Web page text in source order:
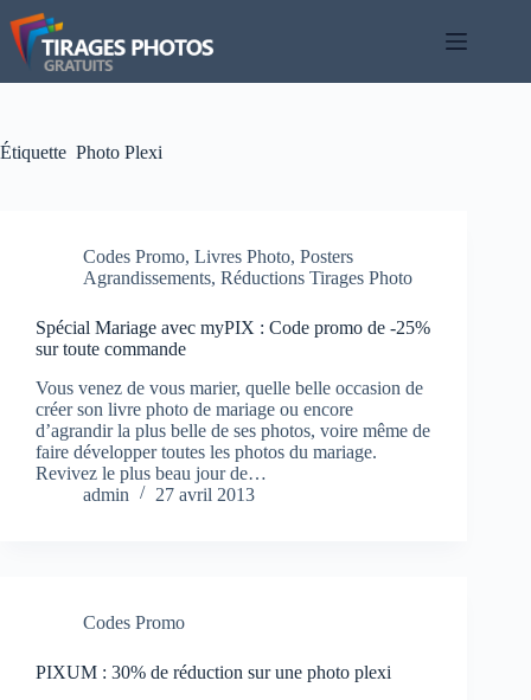
Passer
au
contenu
Étiquette Photo Plexi
Codes Promo, Livres Photo, Posters
Agrandissements, Réductions Tirages Photo
Spécial Mariage avec myPIX : Code promo de -25%
sur toute commande
Vous venez de vous marier, quelle belle occasion de
créer son livre photo de mariage ou encore
d’agrandir la plus belle de ses photos, voire même de
faire développer toutes les photos du mariage.
Revivez le plus beau jour de…
admin
27 avril 2013
Codes Promo
PIXUM : 30% de réduction sur une photo plexi